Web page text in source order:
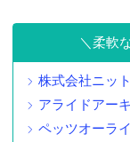
柔軟
株式会社ニット
アライドアー
ペッツオーラ